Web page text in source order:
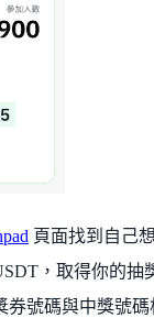
頁面找到自己
，取得你的抽
券號碼與中獎號碼